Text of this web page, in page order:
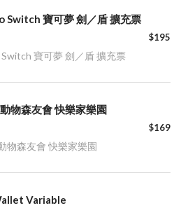
Switch 寶可夢 劍／盾 擴充票
$195
寶可夢 劍／盾 擴充票
物森友會 快樂家樂園
$169
物森友會 快樂家樂園
Variable